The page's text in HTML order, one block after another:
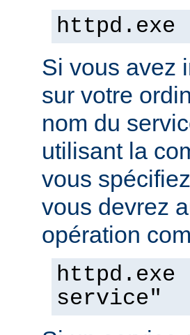
Si vous avez
sur votre
nom du
utilisant la
vous
vous devrez
opération
service"